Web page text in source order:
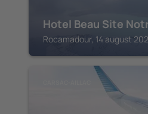
Hotel Beau Site
Rocamadour, 14 august